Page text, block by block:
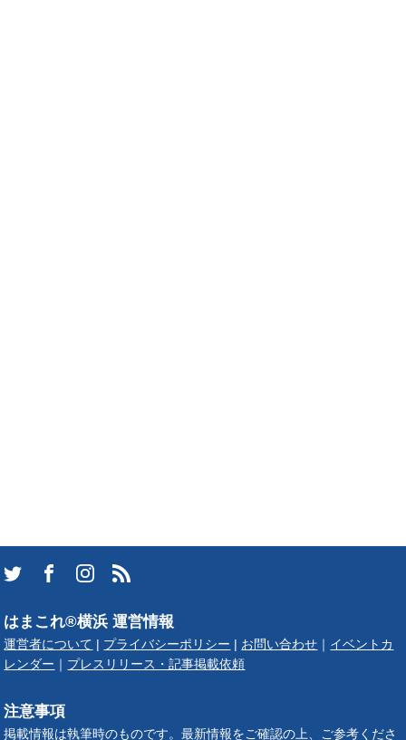
はまこれ®横浜 運営情報
運営者について | プライバシーポリシー | お問い合わせ ｜ イベントカ
レンダー ｜ プレスリリース・記事掲載依頼
注意事項
掲載情報は執筆時のものです。最新情報をご確認の上、ご参考くださ